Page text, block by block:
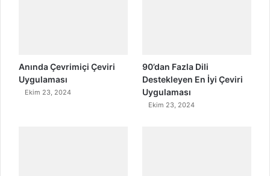
Anında Çevrimiçi Çeviri
Uygulaması
Ekim 23, 2024
90’dan Fazla Dili
Destekleyen En İyi Çeviri
Uygulaması
Ekim 23, 2024